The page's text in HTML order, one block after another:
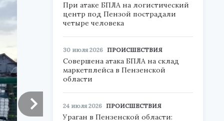
При атаке БПЛА на логистический
центр под Пензой пострадали
четыре человека
30 июля 2026 ПРОИСШЕСТВИЯ
Совершена атака БПЛА на склад
маркетплейса в Пензенской
области
24 июля 2026 ПРОИСШЕСТВИЯ
Ураган в Пензенской области: